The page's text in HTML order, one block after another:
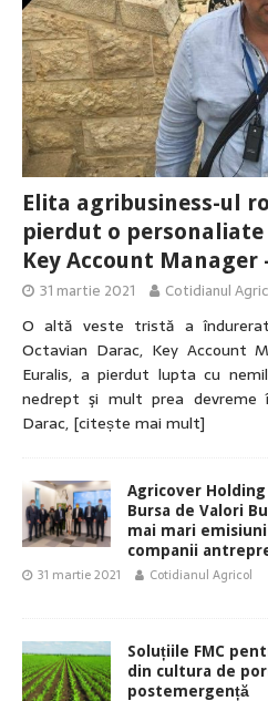
Elita agribusiness-ul
pierdut o personaliate
Key Account Manager
31 martie 2021 Cotidianul
O altă veste tristă a îndurerat
Octavian Darac, Key Account
Euralis, a pierdut lupta cu
nedrept şi mult prea devreme
Darac, [citește mai mult]
Agricover
Bursa de Valori
mai mari
companii
31 martie 2021 Cotidianul Agricol
Soluțiile FMC
din cultura de
postemergență